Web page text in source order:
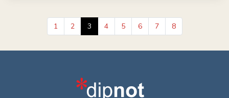
1 2 3 4 5 6 7 8